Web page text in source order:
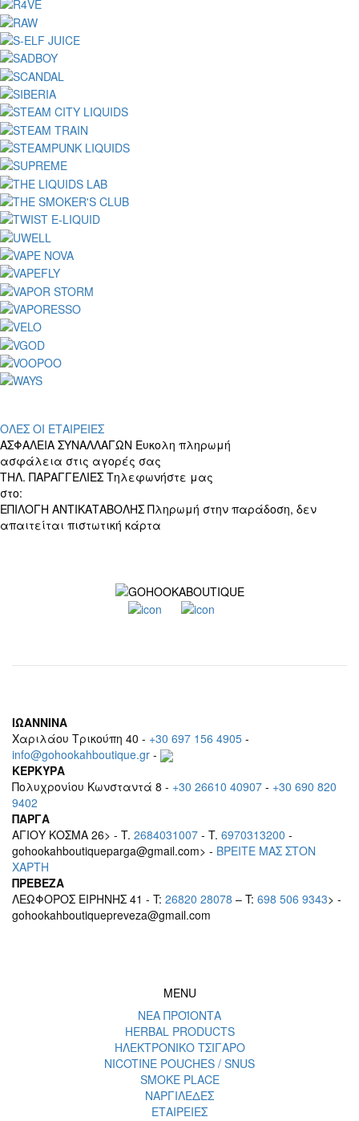
ΟΛΕΣ ΟΙ ΕΤΑΙΡΕΙΕΣ
ΑΣΦΑΛΕΙΑ ΣΥΝΑΛΛΑΓΩΝ Ευκολη πληρωμή
ασφάλεια στις αγορές σας
ΤΗΛ. ΠΑΡΑΓΓΕΛΙΕΣ Τηλεφωνήστε μας
στο:
ΕΠΙΛΟΓΗ ΑΝΤΙΚΑΤΑΒΟΛΗΣ Πληρωμή στην παράδοση, δεν
απαιτείται πιστωτική κάρτα
ΙΩΑΝΝΙΝΑ
Χαριλάου Τρικούπη 40 - +30 697 156 4905 -
info@gohookahboutique.gr -
ΚΕΡΚΥΡΑ
Πολυχρονίου Κωνσταντά 8 - +30 26610 40907 - +30 690 820
9402
ΠΑΡΓΑ
ΑΓΙΟΥ ΚΟΣΜΑ 26> - T. 2684031007 - T. 6970313200 -
gohookahboutiqueparga@gmail.com> - BΡEITE MAΣ ΣΤΟΝ
ΧΑΡΤΗ
ΠΡΕΒΕΖΑ
ΛΕΩΦΟΡΟΣ ΕΙΡΗΝΗΣ 41 - T: 26820 28078 – T: 698 506 9343> -
gohookahboutiquepreveza@gmail.com
MENU
ΝΕΑ ΠΡΟΪΟΝΤΑ
HERBAL PRODUCTS
ΗΛΕΚΤΡΟΝΙΚΟ ΤΣΙΓΑΡΟ
NICOTINE POUCHES / SNUS
SMOKE PLACE
ΝΑΡΓΙΛΕΔΕΣ
ΕΤΑΙΡΕΙΕΣ